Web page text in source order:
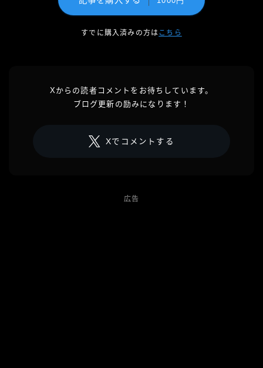
すでに購入済みの方は こちら
Xからの読者コメントをお待ちしています。
ブログ更新の励みになります！
Xでコメントする
広告